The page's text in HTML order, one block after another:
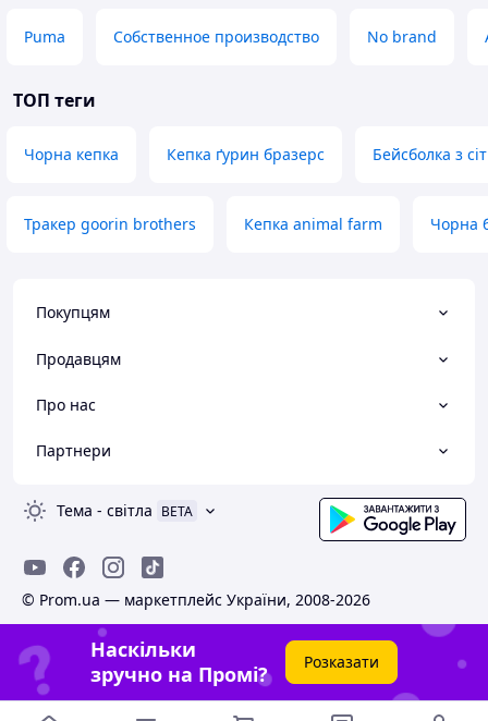
Puma Собственное производство No brand
ТОП теги
Чорна кепка Кепка ґурин бразерс Бейсболка з
Тракер goorin brothers Кепка animal farm Чорна
Покупцям
Продавцям
Про нас
Партнери
Тема - світла BETA
© Prom.ua — маркетплейс України, 2008-2026
Наскільки
зручно на Промі?
Розказати